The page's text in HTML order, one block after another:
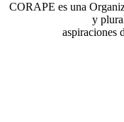
CORAPE es una
y
aspiraciones